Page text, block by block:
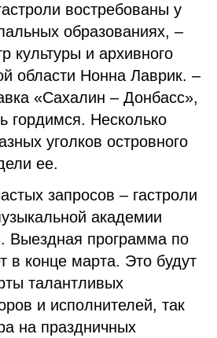
востребованы у
образованиях, –
культуры и архивного
области Нонна Лаврик. –
«Сахалин – Донбасс»,
гордимся. Несколько
уголков островного
ее.
запросов – гастроли
академии
Выездная программа по
в конце марта. Это будут
талантливых
и исполнителей, так
на праздничных